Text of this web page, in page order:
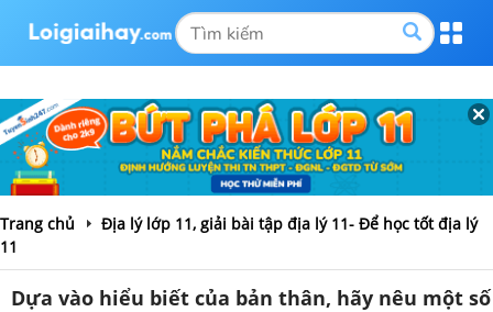
Trang chủ
Địa lý lớp 11, giải bài tập địa lý 11- Để học tốt địa lý
11
Dựa vào hiểu biết của bản thân, hãy nêu một số